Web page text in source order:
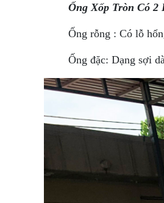
Ống Xốp Tròn Có 2
Ống rỗng : Có lỗ
Ống đặc: Dạng sợi